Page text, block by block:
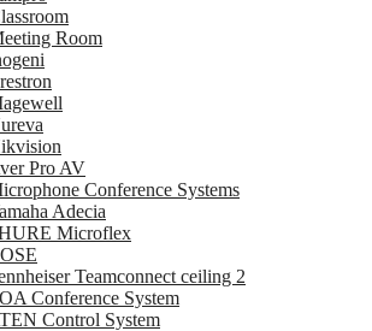
Room
Pro AV
Conference Systems
Adecia
Microflex
Teamconnect ceiling 2
Conference System
Control System